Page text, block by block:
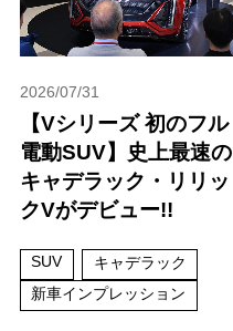
2026/07/31
【Vシリーズ 初のフル
電動SUV】史上最速の
キャデラック・リリッ
クVがデビュー!!
SUV
キャデラック
新車インプレッション